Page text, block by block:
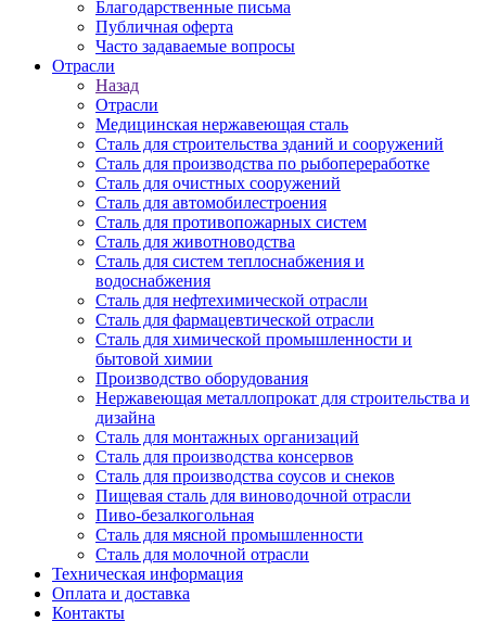
Благодарственные письма
Публичная оферта
Часто задаваемые вопросы
Отрасли
Назад
Отрасли
Медицинcкая нержавеющая сталь
Сталь для строительства зданий и сооружений
Сталь для производства по рыбопереработке
Сталь для очистных сооружений
Сталь для автомобилестроения
Сталь для противопожарных систем
Сталь для животноводства
Сталь для систем теплоснабжения и
водоснабжения
Сталь для нефтехимической отрасли
Сталь для фармацевтической отрасли
Сталь для химической промышленности и
бытовой химии
Производство оборудования
Нержавеющая металлопрокат для строительства и
дизайна
Сталь для монтажных организаций
Сталь для производства консервов
Сталь для производства соусов и снеков
Пищевая сталь для виноводочной отрасли
Пиво-безалкогольная
Сталь для мясной промышленности
Сталь для молочной отрасли
Техническая информация
Оплата и доставка
Контакты